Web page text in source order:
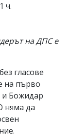
ч.
на ДПС е
гласове
на първо
и Божидар
няма да